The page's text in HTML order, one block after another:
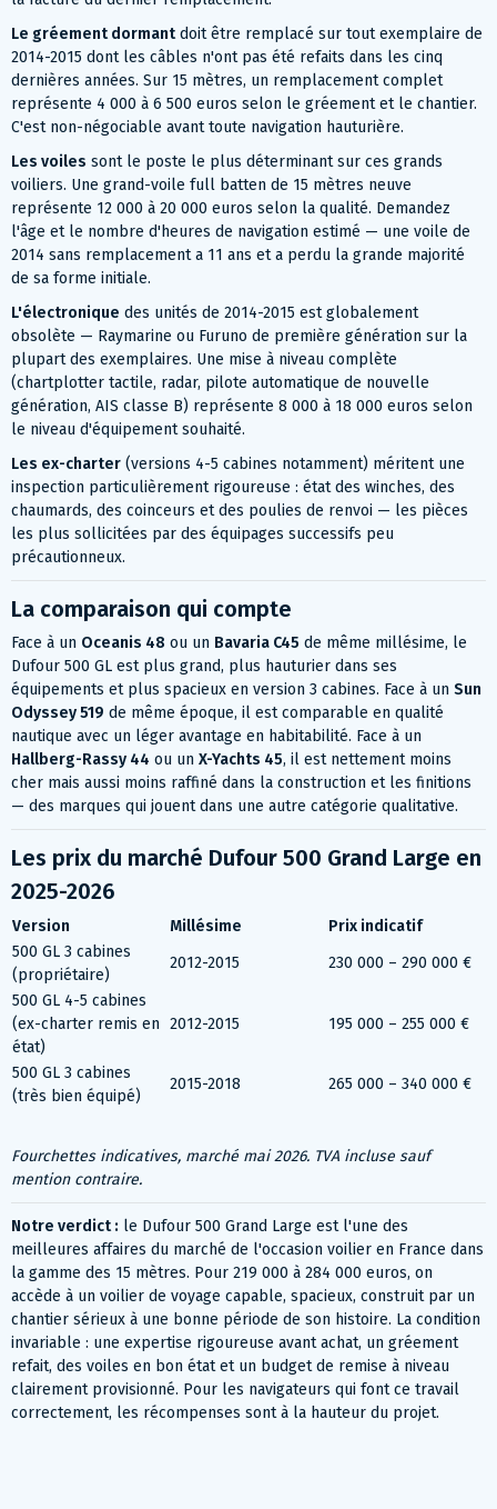
Le gréement dormantdoit être remplacé sur tout exemplaire de
2014-2015 dont les câbles n'ont pas été refaits dans les cinq
dernières années. Sur 15 mètres, un remplacement complet
représente 4 000 à 6 500 euros selon le gréement et le chantier.
C'est non-négociable avant toute navigation hauturière.
Les voiles sont le poste le plus déterminant sur ces grands
voiliers. Une grand-voile full batten de 15 mètres neuve
représente 12 000 à 20 000 euros selon la qualité. Demandez
l'âge et le nombre d'heures de navigation estimé — une voile de
2014 sans remplacement a 11 ans et a perdu la grande majorité
de sa forme initiale.
L'électronique des unités de 2014-2015 est globalement
obsolète — Raymarine ou Furuno de première génération sur la
plupart des exemplaires. Une mise à niveau complète
(chartplotter tactile, radar, pilote automatique de nouvelle
génération, AIS classe B) représente 8 000 à 18 000 euros selon
le niveau d'équipement souhaité.
Les ex-charter (versions 4-5 cabines notamment) méritent une
inspection particulièrement rigoureuse : état des winches, des
chaumards, des coinceurs et des poulies de renvoi — les pièces
les plus sollicitées par des équipages successifs peu
précautionneux.
La comparaison qui compte
Face à un Oceanis 48 ou un Bavaria C45 de même millésime, le
Dufour 500 GL est plus grand, plus hauturier dans ses
équipements et plus spacieux en version 3 cabines. Face à un Sun
Odyssey 519 de même époque, il est comparable en qualité
nautique avec un léger avantage en habitabilité. Face à un
Hallberg-Rassy 44 ou un X-Yachts 45, il est nettement moins
cher mais aussi moins raffiné dans la construction et les finitions
— des marques qui jouent dans une autre catégorie qualitative.
Les prix du marché Dufour 500 Grand Large en
2025-2026
Version Millésime
Prix indicatif
500 GL 3 cabines
(propriétaire)
2012-2015
230 000 – 290 000 €
500 GL 4-5 cabines
(ex-charter remis en
état)
2012-2015 195 000 – 255 000 €
500 GL 3 cabines
(très bien équipé)
2015-2018 265 000 – 340 000 €
Fourchettes indicatives, marché mai 2026. TVA incluse sauf
mention contraire.
Notre verdict : le Dufour 500 Grand Large est l'une des
meilleures affaires du marché de l'occasion voilier en France dans
la gamme des 15 mètres. Pour 219 000 à 284 000 euros, on
accède à un voilier de voyage capable, spacieux, construit par un
chantier sérieux à une bonne période de son histoire. La condition
invariable : une expertise rigoureuse avant achat, un gréement
refait, des voiles en bon état et un budget de remise à niveau
clairement provisionné. Pour les navigateurs qui font ce travail
correctement, les récompenses sont à la hauteur du projet.